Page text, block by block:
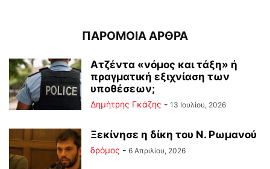
ΠΑΡΟΜΟΙΑ ΑΡΘΡΑ
Ατζέντα «νόμος και τάξη» ή
πραγματική εξιχνίαση των
υποθέσεων;
Δημήτρης Γκάζης - 13 Ιουλίου, 2026
Ξεκίνησε η δίκη του Ν. Ρωμανού
δρόμος - 6 Απριλίου, 2026